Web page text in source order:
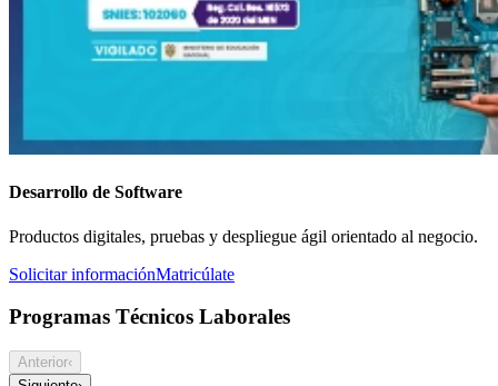
Desarrollo de Software
Productos digitales, pruebas y despliegue ágil orientado al negocio.
Solicitar informaciónMatricúlate
Programas Técnicos Laborales
Anterior‹